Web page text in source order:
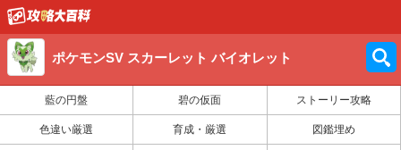
ポケモンSV スカーレット バイオレット
藍の円盤 碧の仮面 ストーリー攻略
色違い厳選 育成・厳選 図鑑埋め